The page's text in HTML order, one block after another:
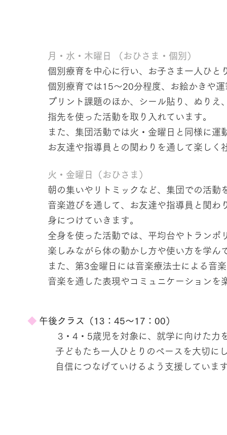
月・水・木曜日 （おひさま・個別）
個別療育を中心に行い、お子さま一人ひと
個別療育では15〜20分程度、お絵かきや
プリント課題のほか、シール貼り、ぬりえ
指先を使った活動を取り入れています。
また、集団活動では火・金曜日と同様に運
お友達や指導員との関わりを通して楽しく
火・金曜日（おひさま）
朝の集いやリトミックなど、集団での活動
音楽遊びを通して、お友達や指導員と関わ
身につけていきます。
全身を使った活動では、平均台やトランポ
楽しみながら体の動かし方や使い方を学ん
また、第3金曜日には音楽療法士による音
音楽を通した表現やコミュニケーションを
◆ 午後クラス（13：45～17：00）
3・4・5歳児を対象に、就学に向けた力を
子どもたち一人ひとりのペースを大切にし
自信につなげていけるよう支援していま